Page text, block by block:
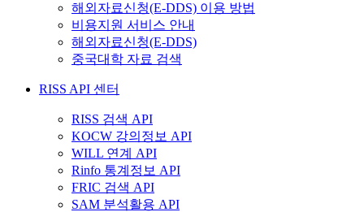
해외자료신청(E-DDS) 이용 방법
비용지원 서비스 안내
해외자료신청(E-DDS)
중국대학 자료 검색
RISS API 센터
RISS 검색 API
KOCW 강의정보 API
WILL 연계 API
Rinfo 통계정보 API
FRIC 검색 API
SAM 분석활용 API